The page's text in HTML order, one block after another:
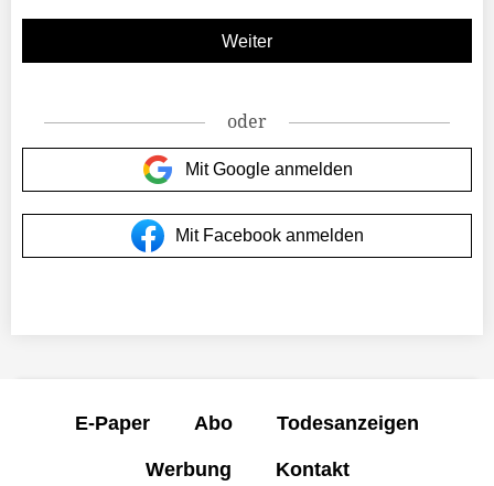
oder
Mit Google anmelden
Mit Facebook anmelden
E-Paper Abo Todesanzeigen
Werbung Kontakt